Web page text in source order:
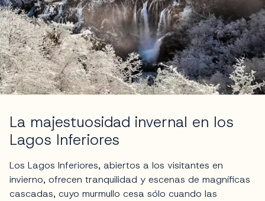
La majestuosidad invernal en los
Lagos Inferiores
Los Lagos Inferiores, abiertos a los visitantes en
invierno, ofrecen tranquilidad y escenas de magníficas
cascadas, cuyo murmullo cesa sólo cuando las